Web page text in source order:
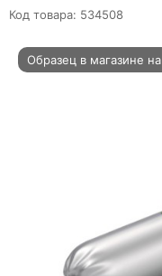
Код товара: 534508
Образец в магазине на